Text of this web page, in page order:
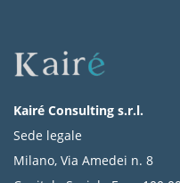
Kairé Consulting s.r.l.
Sede legale
Milano, Via Amedei n. 8